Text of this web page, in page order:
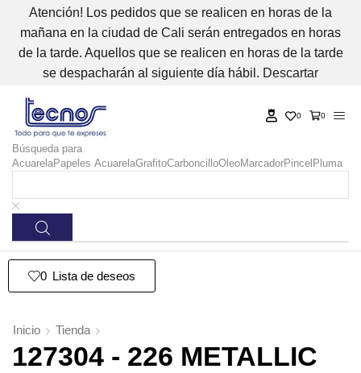
Atención! Los pedidos que se realicen en horas de la
mañana en la ciudad de Cali serán entregados en horas
de la tarde. Aquellos que se realicen en horas de la tarde
se despacharán al siguiente día hábil. Descartar
Búsqueda para
AcuarelaPapeles AcuarelaGrafitoCarboncilloOleoMarcadorPincel Pluma
0 0
0 Lista de deseos
Inicio Tienda
127304 - 226 METALLIC